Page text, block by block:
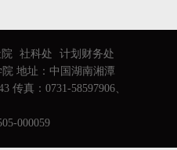
社科处
计划财务处
院 地址：中国湖南湘潭
传真：0731-58597906、
000059